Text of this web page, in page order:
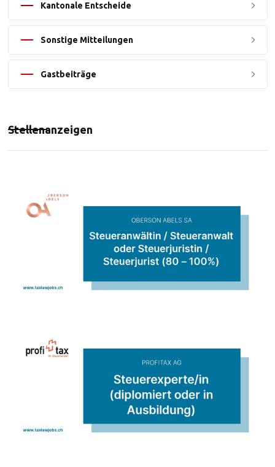
Kantonale Entscheide
Sonstige Mitteilungen
Gastbeiträge
Stellenanzeigen